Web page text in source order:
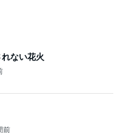
ない花火
前